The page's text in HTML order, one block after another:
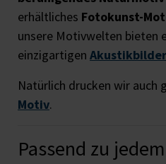
erhältliches Fotokunst-
unsere Motivwelten bieten
einzigartigen
Natürlich drucken wir auch
Motiv.
Passend zu